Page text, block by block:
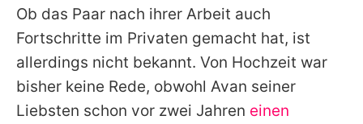
Ob das Paar nach ihrer Arbeit auch
Fortschritte im Privaten gemacht hat, ist
allerdings nicht bekannt. Von Hochzeit war
bisher keine Rede, obwohl Avan seiner
Liebsten schon vor zwei Jahren einen